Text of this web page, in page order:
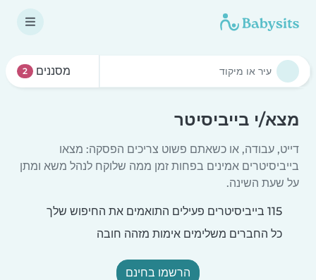
מסננים 2
מצא/י בייביסיטר
דייט, עבודה, או כשאתם פשוט צריכים הפסקה: מצאו
בייביסיטרים אמינים בפחות זמן ממה שלוקח לנהל משא ומתן
על שעת השינה.
115 בייביסיטרים פעילים התואמים את החיפוש שלך
כל החברים משלימים אימות מזהה חובה
הרשמו בחינם